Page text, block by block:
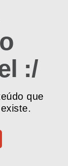
:/
que